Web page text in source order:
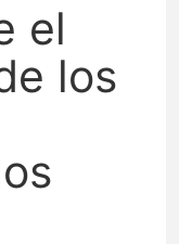
el
los